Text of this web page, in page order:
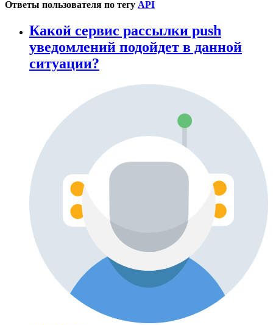
Ответы пользователя по тегу API
Какой cервис рассылки push
уведомлений подойдет в данной
ситуации?